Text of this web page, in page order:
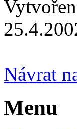
Návrat
Menu